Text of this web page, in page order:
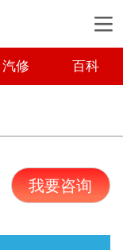
汽修 百科
我要咨询